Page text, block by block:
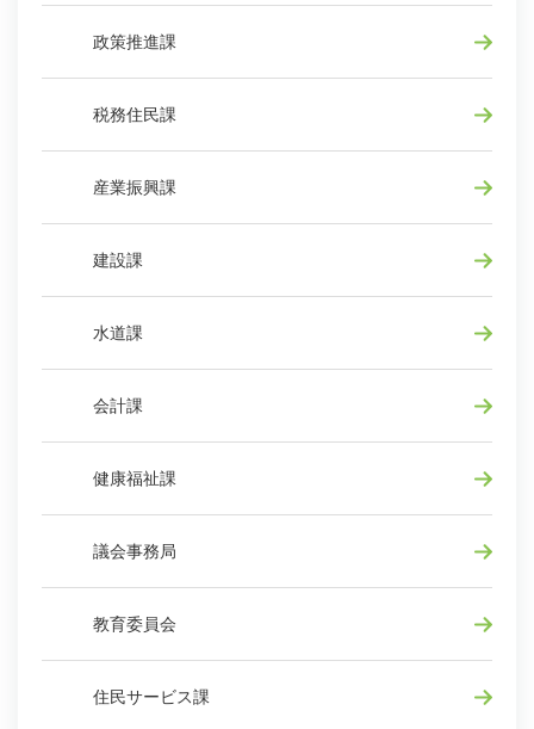
政策推進課
税務住民課
産業振興課
建設課
水道課
会計課
健康福祉課
議会事務局
教育委員会
住民サービス課